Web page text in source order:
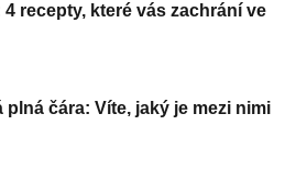
recepty, které vás zachrání ve
plná čára: Víte, jaký je mezi nimi